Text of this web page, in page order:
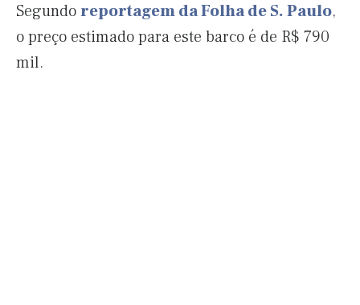
Segundoreportagem da Folha de S. Paulo,
o preço estimado para este barco é de R$ 790
mil.